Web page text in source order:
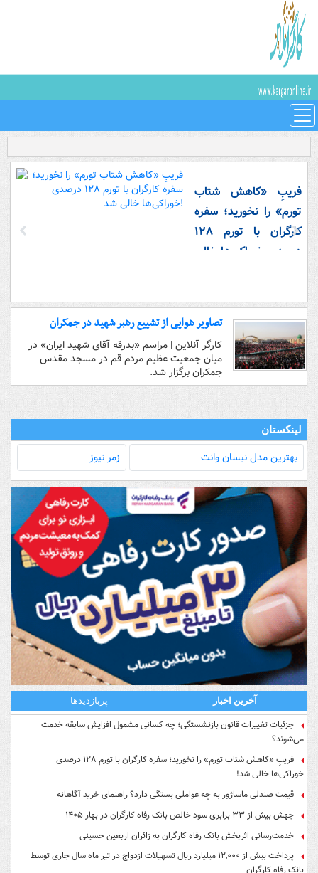
فریبِ «کاهش شتاب
تورم» را نخورید؛ سفره
کارگران با تورم ۱۲۸
درصدی خوراکی‌ها خالی
تصاویر هوایی از تشییع رهبر شهید در جمکران
کارگر آنلاین | مراسم «بدرقه آقای شهید ایران» در
میان جمعیت عظیم مردم قم در مسجد مقدس
جمکران برگزار شد.
لینکستان
بهترین مدل‌ نیسان وانت زمر نیوز
آخرین اخبار پربازدیدها
جزئیات تغییرات قانون بازنشستگی؛ چه کسانی مشمول افزایش سابقه خدمت
می‌شوند؟
فریبِ «کاهش شتاب تورم» را نخورید؛ سفره کارگران با تورم ۱۲۸ درصدی
خوراکی‌ها خالی شد!
قیمت صندلی ماساژور به چه عواملی بستگی دارد؟ راهنمای خرید آگاهانه
جهش بیش از ۳۳ برابری سود خالص بانک رفاه کارگران در بهار ۱۴۰۵
خدمت‌رسانی اثربخش بانک رفاه کارگران به زائران اربعین حسینی
پرداخت بیش از ۱۲,۰۰۰ میلیارد ریال تسهیلات ازدواج در تیر ماه سال جاری توسط
بانک رفاه کارگران